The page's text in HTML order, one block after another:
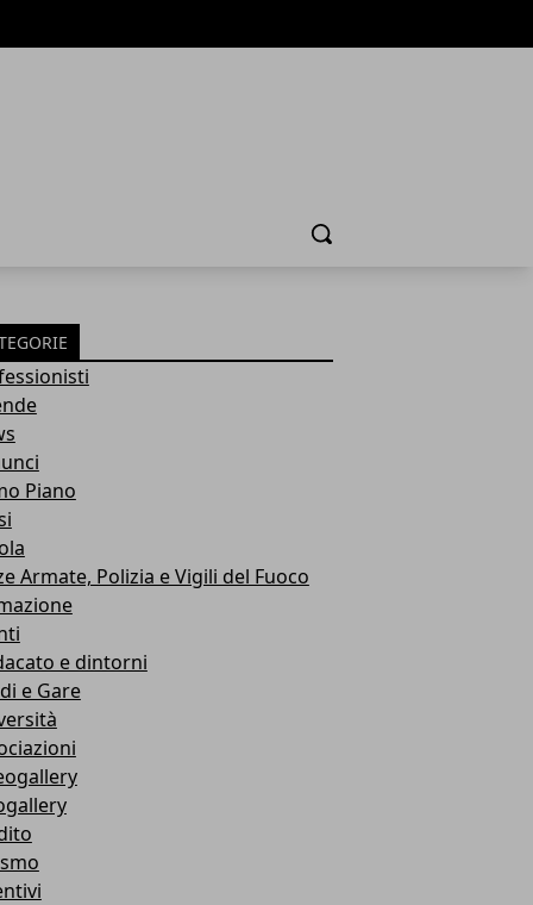
Cerca
Piano
Armate, Polizia e Vigili del Fuoco
e dintorni
e Gare